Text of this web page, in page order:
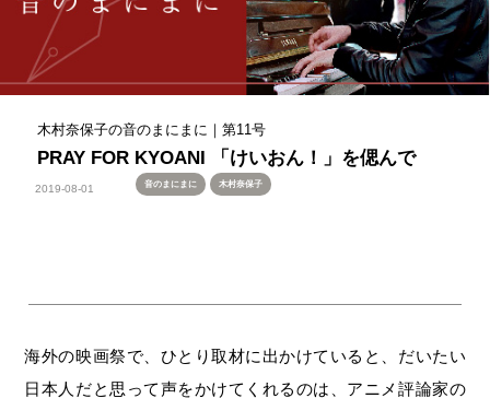
木村奈保子の音のまにまに｜第11号
PRAY FOR KYOANI 「けいおん！」を偲んで
2019-08-01 音のまにまに 木村奈保子
海外の映画祭で、ひとり取材に出かけていると、だいたい
日本人だと思って声をかけてくれるのは、アニメ評論家の